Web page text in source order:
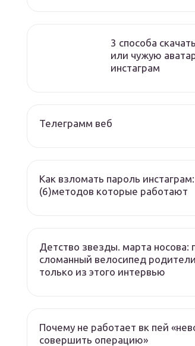
3 способа
или чужую
инстаграм
Телеграмм веб
Как взломать пароль инстаграм:
(6)методов которые работают
Детство звезды. марта носова:
сломанный велосипед
только из этого интервью
Почему не работает вк пей
совершить операцию»